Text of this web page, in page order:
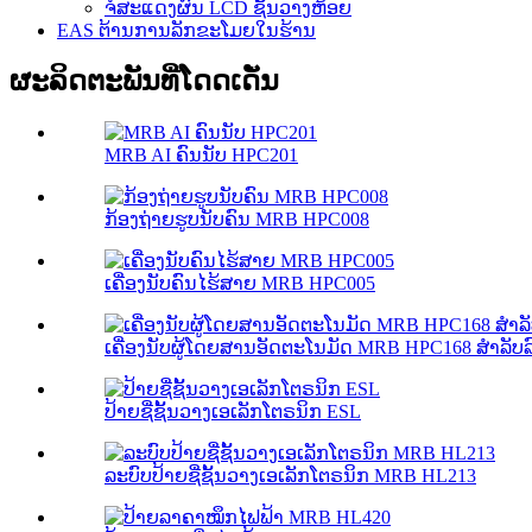
ຈໍສະແດງຜົນ LCD ຊັ້ນວາງຫ້ອຍ
EAS ຕ້ານການລັກຂະໂມຍໃນຮ້ານ
ຜະລິດຕະພັນທີ່ໂດດເດັ່ນ
MRB AI ຄົນນັບ HPC201
ກ້ອງຖ່າຍຮູບນັບຄົນ MRB HPC008
ເຄື່ອງນັບຄົນໄຮ້ສາຍ MRB HPC005
ເຄື່ອງນັບຜູ້ໂດຍສານອັດຕະໂນມັດ MRB HPC168 ສຳລັບ
ປ້າຍຊື່ຊັ້ນວາງເອເລັກໂຕຣນິກ ESL
ລະບົບປ້າຍຊື່ຊັ້ນວາງເອເລັກໂຕຣນິກ MRB HL213